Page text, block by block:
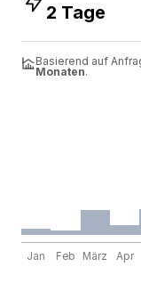
2 Tage
Basierend auf
Monaten.
Jan Feb März Apr